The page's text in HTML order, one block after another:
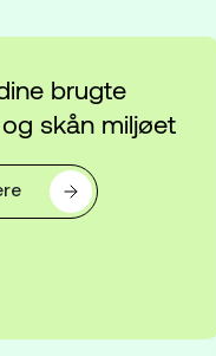
brugte
skån miljøet